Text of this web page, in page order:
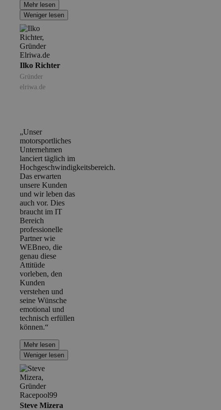
Mehr lesen
Weniger lesen
Ilko Richter
Gründer
elriwa.de
„Unser
motorsportliches
Unternehmen
lanciert täglich im
Hochgeschwindigkeitsbereich.
Das erwarten
unsere Kunden
und wir leben das
auch vor. Dies
braucht im IT
Bereich
professionelle
Partner wie
WEBneo, die
genau diese
Attitüde
vorleben, den
Kunden
verstehen und
seine Wünsche
emotional und
technisch erfüllen
können.“
Mehr lesen
Weniger lesen
Steve Mizera